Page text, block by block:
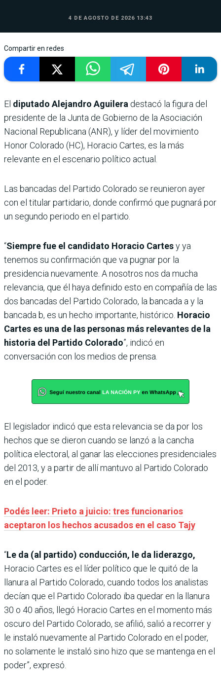
4 DE AGOSTO DE 2026 13:43
Compartir en redes
El diputado Alejandro Aguilera destacó la figura del
presidente de la Junta de Gobierno de la Asociación
Nacional Republicana (ANR), y líder del movimiento
Honor Colorado (HC), Horacio Cartes, es la más
relevante en el escenario político actual.
Las bancadas del Partido Colorado se reunieron ayer
con el titular partidario, donde confirmó que pugnará por
un segundo periodo en el partido.
“Siempre fue el candidato Horacio Cartesy ya
tenemos su confirmación que va pugnar por la
presidencia nuevamente. A nosotros nos da mucha
relevancia, que él haya definido esto en compañía de las
dos bancadas del Partido Colorado, la bancada a y la
bancada b, es un hecho importante, histórico. Horacio
Cartes es una de las personas más relevantes de la
historia del Partido Colorado”, indicó en
conversación con los medios de prensa.
El legislador indicó que esta relevancia se da por los
hechos que se dieron cuando se lanzó a la cancha
política electoral, al ganar las elecciones presidenciales
del 2013, y a partir de allí mantuvo al Partido Colorado
en el poder.
Podés leer: Prieto a juicio: tres funcionarios
aceptaron los hechos acusados en el caso Tajy
“Le da (al partido) conducción, le da liderazgo,
Horacio Cartes es el líder político que le quitó de la
llanura al Partido Colorado, cuando todos los analistas
decían que el Partido Colorado iba quedar en la llanura
30 o 40 años, llegó Horacio Cartes en el momento más
oscuro del Partido Colorado, se afilió, salió a recorrer y
le instaló nuevamente al Partido Colorado en el poder,
no solamente le instaló sino hizo que se mantenga en el
poder”, expresó.